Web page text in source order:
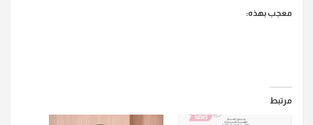
معجب بهذه:
مرتبط